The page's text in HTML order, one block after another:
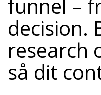
funnel –
decision.
research
så dit